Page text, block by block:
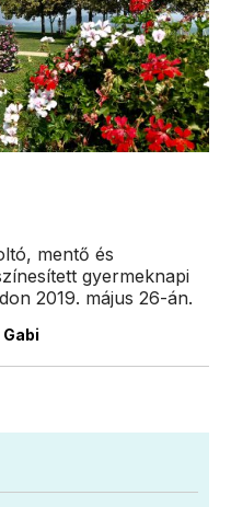
mentő és
gyermeknapi
2019. május 26-án.